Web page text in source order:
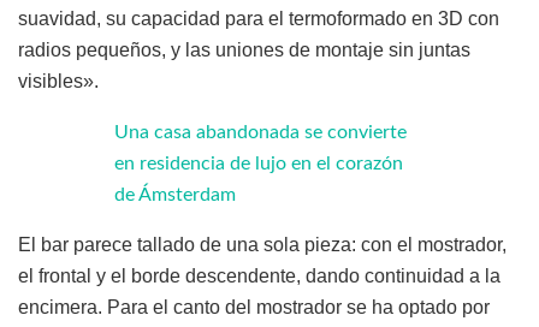
suavidad, su capacidad para el termoformado en 3D con
radios pequeños, y las uniones de montaje sin juntas
visibles».
Una casa abandonada se convierte
en residencia de lujo en el corazón
de Ámsterdam
El bar parece tallado de una sola pieza: con el mostrador,
el frontal y el borde descendente, dando continuidad a la
encimera. Para el canto del mostrador se ha optado por